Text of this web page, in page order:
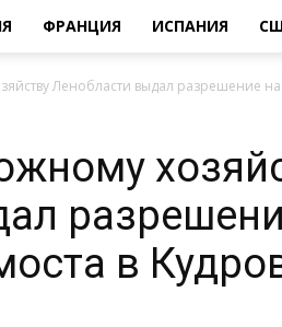
ФРАНЦИЯ ИСПАНИЯ
Ленобласти выдал разрешение на
в